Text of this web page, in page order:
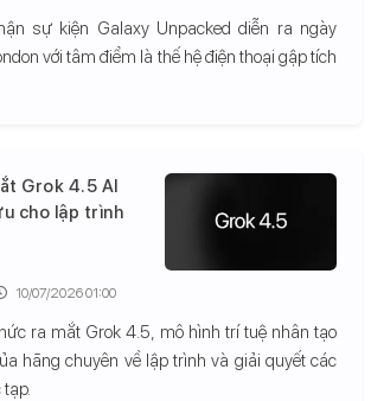
sự kiện Galaxy Unpacked diễn ra ngày
với tâm điểm là thế hệ điện thoại gập tích
Grok 4.5 AI
cho lập trình
ra mắt Grok 4.5, mô hình trí tuệ nhân tạo
hãng chuyên về lập trình và giải quyết các
10/07/2026 01:00